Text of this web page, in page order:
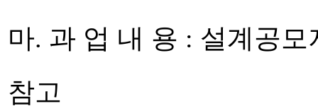
마. 과 업 내 용 : 설계공
참고